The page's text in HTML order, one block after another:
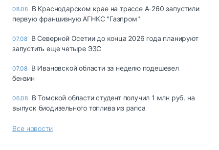
08.08 В Краснодарском крае на трассе А-260 запустили
первую франшизную АГНКС "Газпром"
07.08 В Северной Осетии до конца 2026 года планируют
запустить еще четыре ЭЗС
07.08 В Ивановской области за неделю подешевел
бензин
06.08 В Томской области студент получил 1 млн руб. на
выпуск биодизельного топлива из рапса
Все новости